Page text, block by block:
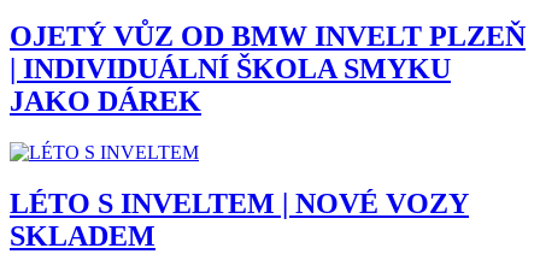
OJETÝ VŮZ OD BMW INVELT PLZEŇ
| INDIVIDUÁLNÍ ŠKOLA SMYKU
JAKO DÁREK
LÉTO S INVELTEM | NOVÉ VOZY
SKLADEM